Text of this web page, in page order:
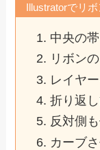
Illustratorでリ
中央の
リボン
レイヤ
折り返
反対側
カーブ